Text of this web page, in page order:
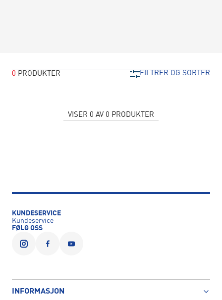
0 PRODUKTER FILTRER OG SORTER
VISER 0 AV 0 PRODUKTER
KUNDESERVICE
Kundeservice
FØLG OSS
INFORMASJON